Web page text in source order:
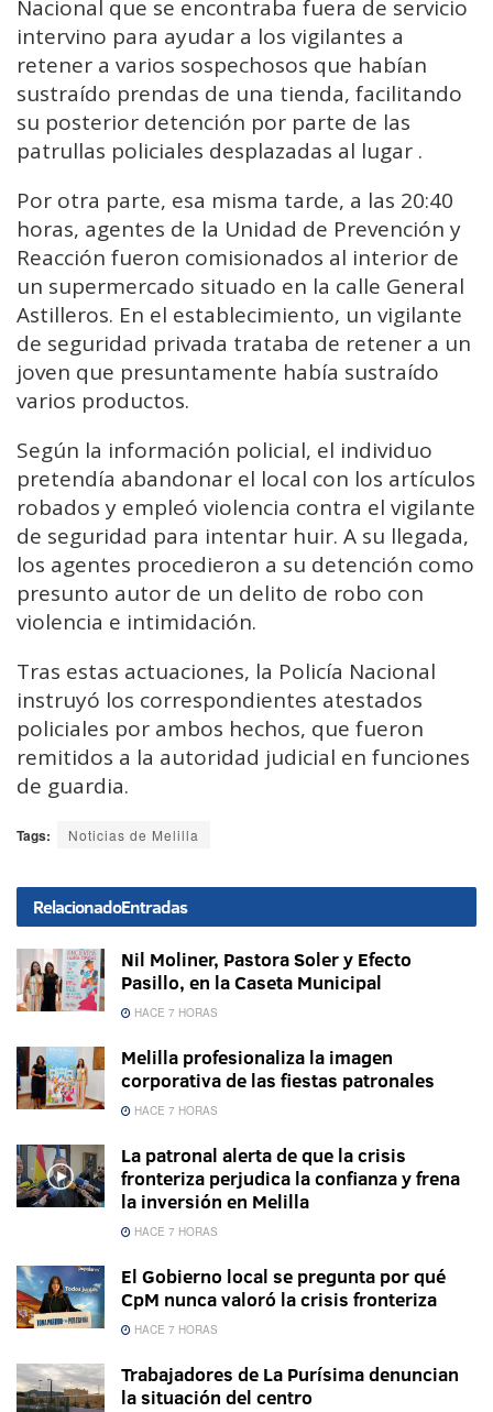
Nacional que se encontraba fuera de servicio
intervino para ayudar a los vigilantes a
retener a varios sospechosos que habían
sustraído prendas de una tienda, facilitando
su posterior detención por parte de las
patrullas policiales desplazadas al lugar .
Por otra parte, esa misma tarde, a las 20:40
horas, agentes de la Unidad de Prevención y
Reacción fueron comisionados al interior de
un supermercado situado en la calle General
Astilleros. En el establecimiento, un vigilante
de seguridad privada trataba de retener a un
joven que presuntamente había sustraído
varios productos.
Según la información policial, el individuo
pretendía abandonar el local con los artículos
robados y empleó violencia contra el vigilante
de seguridad para intentar huir. A su llegada,
los agentes procedieron a su detención como
presunto autor de un delito de robo con
violencia e intimidación.
Tras estas actuaciones, la Policía Nacional
instruyó los correspondientes atestados
policiales por ambos hechos, que fueron
remitidos a la autoridad judicial en funciones
de guardia.
Tags: Noticias de Melilla
RelacionadoEntradas
Nil Moliner, Pastora Soler y Efecto
Pasillo, en la Caseta Municipal
HACE 7 HORAS
Melilla profesionaliza la imagen
corporativa de las fiestas patronales
HACE 7 HORAS
La patronal alerta de que la crisis
fronteriza perjudica la confianza y frena
la inversión en Melilla
HACE 7 HORAS
El Gobierno local se pregunta por qué
CpM nunca valoró la crisis fronteriza
HACE 7 HORAS
Trabajadores de La Purísima denuncian
la situación del centro